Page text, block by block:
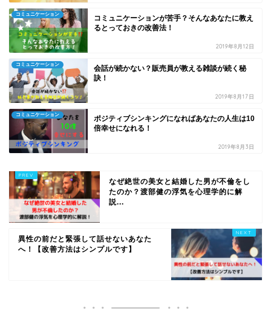
コミュニケーション
コミュニケーションが苦手？そんなあなたに教え
るとっておきの改善法！
2019年8月12日
コミュニケーション
会話が続かない？販売員が教える雑談が続く秘
訣！
2019年8月17日
コミュニケーション
ポジティブシンキングになればあなたの人生は10
倍幸せになれる！
2019年8月3日
なぜ絶世の美女と結婚した男が不倫をし
たのか？渡部健の浮気を心理学的に解
説...
異性の前だと緊張して話せないあなた
へ！【改善方法はシンプルです】